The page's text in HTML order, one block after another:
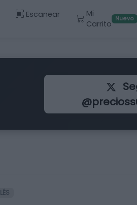
Escanear
Mi
Carrito
Nuevo